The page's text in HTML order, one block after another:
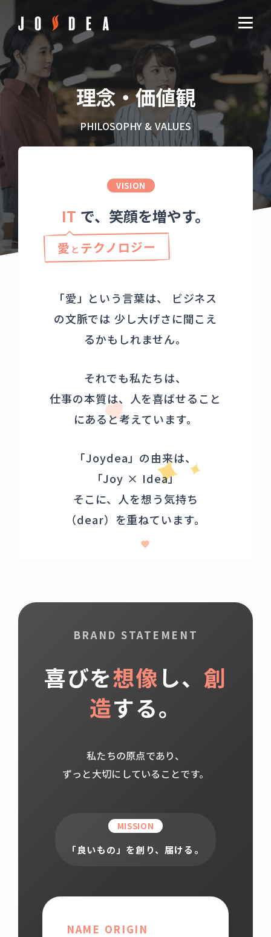
理念・価値観
PHILOSOPHY & VALUES
VISION
IT
愛 と テクノロジー
で、笑顔を増やす。
「愛」という言葉は、 ビジネス
の文脈では 少し大げさに聞こえ
るかもしれません。
それでも私たちは、
仕事の本質は、人を喜ばせること
にあると考えています。
「Joydea」の由来は、
「Joy × Idea」
そこに、人を想う気持ち
（dear）を重ねています。
BRAND STATEMENT
喜びを想像し、創
造する。
私たちの原点であり、
ずっと大切にしていることです。
MISSION
「良いもの」を創り、届ける。
NAME ORIGIN